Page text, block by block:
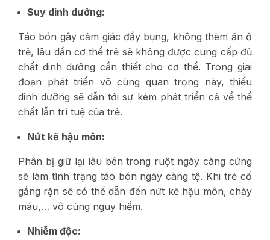
Suy dinh dưỡng:
Táo bón gây cảm giác đầy bụng, không thèm ăn ở
trẻ, lâu dần cơ thể trẻ sẽ không được cung cấp đủ
chất dinh dưỡng cần thiết cho cơ thể. Trong giai
đoạn phát triển vô cùng quan trọng này, thiếu
dinh dưỡng sẽ dẫn tới sự kém phát triển cả về thể
chất lẫn trí tuệ của trẻ.
Nứt kẽ hậu môn:
Phân bị giữ lại lâu bên trong ruột ngày càng cứng
sẽ làm tình trạng táo bón ngày càng tệ. Khi trẻ cố
gắng rặn sẽ có thể dẫn đến nứt kẽ hậu môn, chảy
máu,… vô cùng nguy hiểm.
Nhiễm độc: